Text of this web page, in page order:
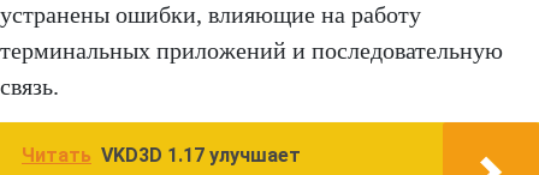
устранены ошибки, влияющие на работу
терминальных приложений и последовательную
связь.
Читать VKD3D 1.17 улучшает